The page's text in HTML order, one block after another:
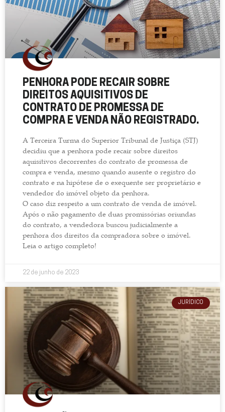
PENHORA PODE RECAIR SOBRE
DIREITOS AQUISITIVOS DE
CONTRATO DE PROMESSA DE
COMPRA E VENDA NÃO REGISTRADO.
A Terceira Turma do Superior Tribunal de Justiça (STJ)
decidiu que a penhora pode recair sobre direitos
aquisitivos decorrentes do contrato de promessa de
compra e venda, mesmo quando ausente o registro do
contrato e na hipótese de o exequente ser proprietário e
vendedor do imóvel objeto da penhora.
O caso diz respeito a um contrato de venda de imóvel.
Após o não pagamento de duas promissórias oriundas
do contrato, a vendedora buscou judicialmente a
penhora dos direitos da compradora sobre o imóvel.
Leia o artigo completo!
22 de junho de 2023
JURÍDICO